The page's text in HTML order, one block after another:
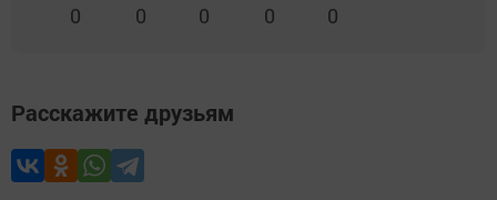
0 0 0 0 0
Расскажите друзьям